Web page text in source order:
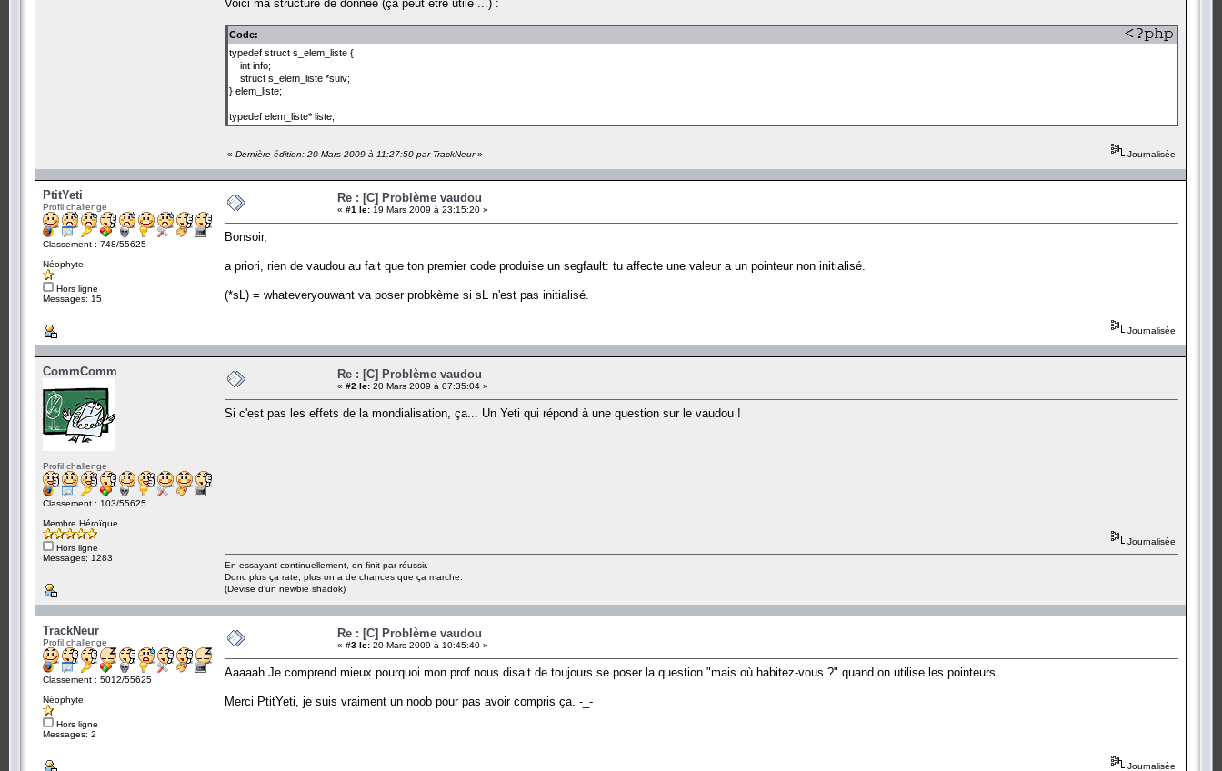
Voici ma structure de donnée (ça peut être utile ...) :
Code:
typedef struct s_elem_liste {
int info;
struct s_elem_liste *suiv;
} elem_liste;
typedef elem_liste* liste;
« Dernière édition: 20 Mars 2009 à 11:27:50 par TrackNeur» Journalisée
PtitYeti
Profil challenge
Classement : 748/55625
Néophyte
Hors ligne
Messages: 15
Re : [C] Problème vaudou
« #1 le: 19 Mars 2009 à 23:15:20 »
Bonsoir,
a priori, rien de vaudou au fait que ton premier code produise un segfault: tu affecte une valeur a un pointeur non initialisé.
(*sL) = whateveryouwant va poser probkème si sL n'est pas initialisé.
Journalisée
CommComm
Profil challenge
Classement : 103/55625
Membre Héroïque
Hors ligne
Messages: 1283
Re : [C] Problème vaudou
« #2 le: 20 Mars 2009 à 07:35:04 »
Si c'est pas les effets de la mondialisation, ça... Un Yeti qui répond à une question sur le vaudou !
Journalisée
En essayant continuellement, on finit par réussir.
Donc plus ça rate, plus on a de chances que ça marche.
(Devise d'un newbie shadok)
TrackNeur
Profil challenge
Classement : 5012/55625
Néophyte
Hors ligne
Messages: 2
Re : [C] Problème vaudou
« #3 le: 20 Mars 2009 à 10:45:40 »
Aaaaah Je comprend mieux pourquoi mon prof nous disait de toujours se poser la question "mais où habitez-vous ?" quand on utilise les pointeurs...
Merci PtitYeti, je suis vraiment un noob pour pas avoir compris ça. -_-
Journalisée